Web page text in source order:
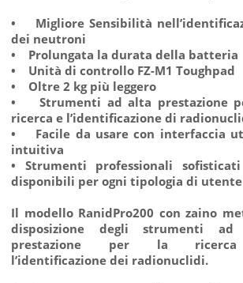
• Migliore Sensibilità
dei neutroni
• Prolungata la durata della batteria
• Unità di controllo FZ-M1 Toughpad
• Oltre 2 kg più leggero
• Strumenti ad alta prestazione
ricerca e l’identificazione di
• Facile da usare con interfaccia
intuitiva
• Strumenti professionali
disponibili per ogni tipologia di utente
Il modello RanidPro200 con zaino
disposizione degli strumenti ad
prestazione per la
l’identificazione dei radionuclidi.